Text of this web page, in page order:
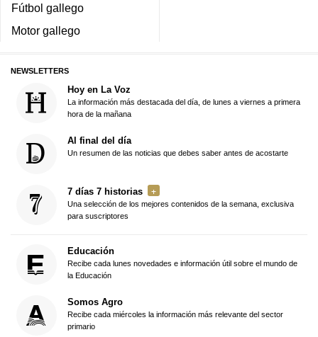
Fútbol gallego
Motor gallego
NEWSLETTERS
Hoy en La Voz
La información más destacada del día, de lunes a viernes a primera
hora de la mañana
Al final del día
Un resumen de las noticias que debes saber antes de acostarte
7 días 7 historias
Una selección de los mejores contenidos de la semana, exclusiva
para suscriptores
Educación
Recibe cada lunes novedades e información útil sobre el mundo de
la Educación
Somos Agro
Recibe cada miércoles la información más relevante del sector
primario